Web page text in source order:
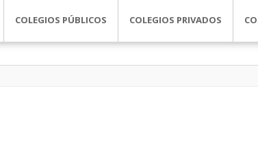
COLEGIOS PÚBLICOS COLEGIOS PRIVADOS